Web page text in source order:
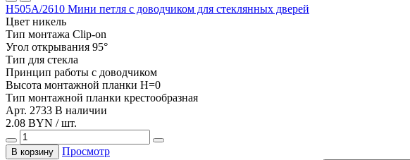
Н505А/2610 Мини петля с доводчиком для стеклянных дверей
Цвет никель
Тип монтажа Clip-on
Угол открывания 95°
Тип для стекла
Принцип работы с доводчиком
Высота монтажной планки H=0
Тип монтажной планки крестообразная
Арт. 2733 В наличии
2.08 BYN / шт.
В корзину Просмотр